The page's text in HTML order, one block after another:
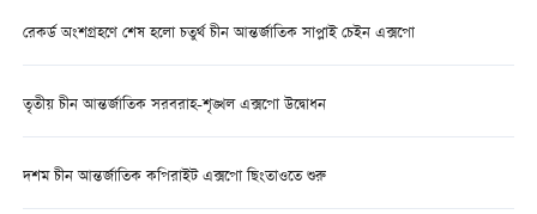
রেকর্ড অংশগ্রহণে শেষ হলো চতুর্থ চীন আন্তর্জাতিক সাপ্লাই চেইন এক্সপো
তৃতীয় চীন আন্তর্জাতিক সরবরাহ-শৃঙ্খল এক্সপো উদ্বোধন
দশম চীন আন্তর্জাতিক কপিরাইট এক্সপো ছিংতাওতে শুরু